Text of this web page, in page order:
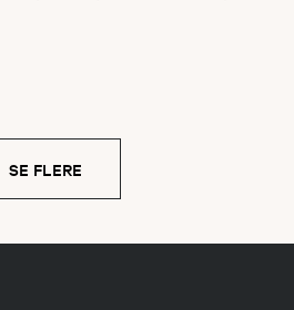
SE FLERE